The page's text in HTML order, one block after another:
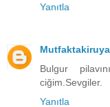
Yanıtla
Mutfaktakiruya
Bulgur
ciğim.Sevgiler.
Yanıtla